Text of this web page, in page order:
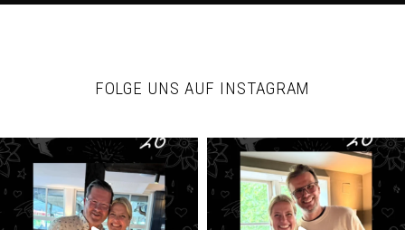
FOLGE UNS AUF INSTAGRAM